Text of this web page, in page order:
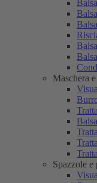
Maschera
Spazzole e